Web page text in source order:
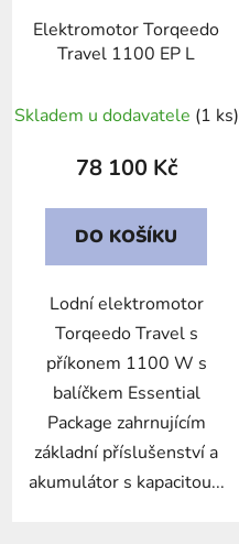
Elektromotor Torqeedo
Travel 1100 EP L
Skladem u dodavatele (1 ks)
78 100 Kč
DO KOŠÍKU
Lodní elektromotor
Torqeedo Travel s
příkonem 1100 W s
balíčkem Essential
Package zahrnujícím
základní příslušenství a
akumulátor s kapacitou...